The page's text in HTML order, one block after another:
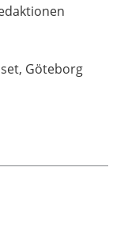
Göteborg